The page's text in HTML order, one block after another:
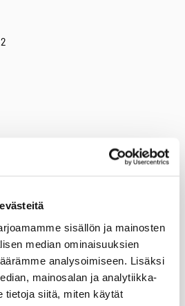
sisällön ja mainosten
median ominaisuuksien
analysoimiseen. Lisäksi
mainosalan ja analytiikka-
tietoja siitä, miten käytät